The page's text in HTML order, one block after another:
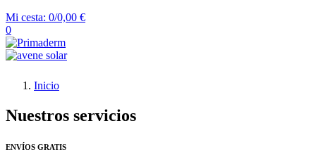
Mi cesta: 0/0,00 €
0
Inicio
Nuestros servicios
ENVÍOS GRATIS